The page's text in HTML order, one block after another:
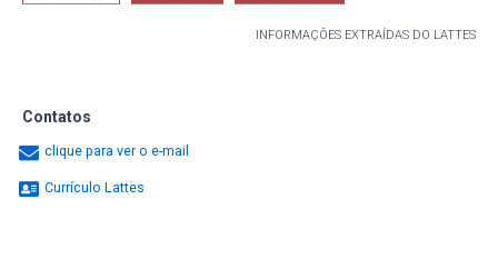
INFORMAÇÕES EXTRAÍDAS DO LATTES
Contatos
clique para ver o e-mail
Currículo Lattes